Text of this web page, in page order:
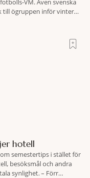
VM. Även svenska
till ögruppen inför vintern.
hotell
semestertips i stället för
besöksmål och andra
synlighet. – Förr